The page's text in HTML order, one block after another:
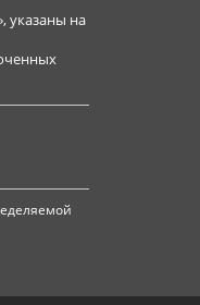
указаны на